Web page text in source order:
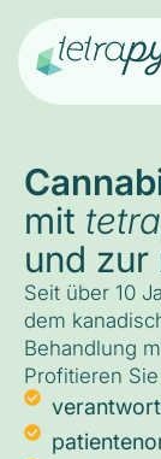
mit
und
Seit über 10
dem
Behandlung
Profitieren